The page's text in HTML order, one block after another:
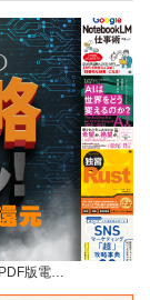
版電…